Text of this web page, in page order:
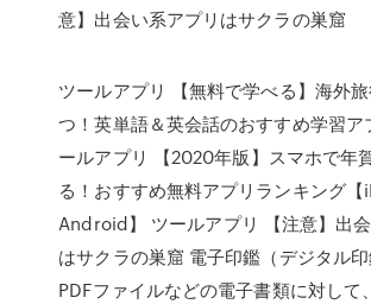
意】出会い系アプリはサクラの巣窟
ツールアプリ 【無料で学べる】海外
つ！英単語＆英会話のおすすめ学習ア
ールアプリ 【2020年版】スマホで年
る！おすすめ無料アプリランキング【
Android】 ツールアプリ 【注意】出
はサクラの巣窟 電子印鑑（デジタル印
PDFファイルなどの電子書類に対して